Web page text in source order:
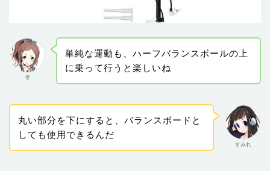
雫
単純な運動も、ハーフバランスボールの上
に乗って行うと楽しいね
すみれ
丸い部分を下にすると、バランスボードと
しても使用できるんだ